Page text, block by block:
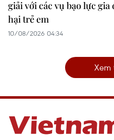
giải với các vụ bạo lực
hại trẻ em
10/08/2026 04:34
Xem